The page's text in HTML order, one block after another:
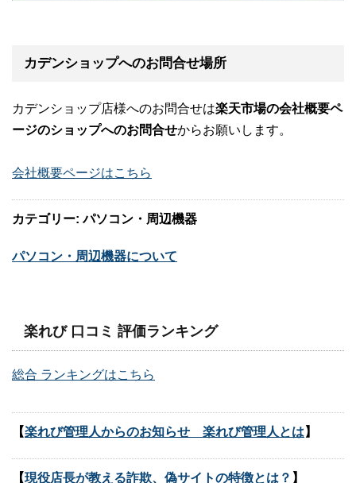
カデンショップへのお問合せ場所
カデンショップ店様へのお問合せは楽天市場の会社概要ペ
ージのショップへのお問合せからお願いします。
会社概要ページはこちら
カテゴリー: パソコン・周辺機器
パソコン・周辺機器について
楽れび 口コミ 評価ランキング
総合 ランキングはこちら
【楽れび管理人からのお知らせ 楽れび管理人とは 】
【現役店長が教える詐欺、偽サイトの特徴とは？ 】